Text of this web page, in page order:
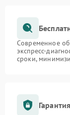
Современное
экспресс-
сроки,